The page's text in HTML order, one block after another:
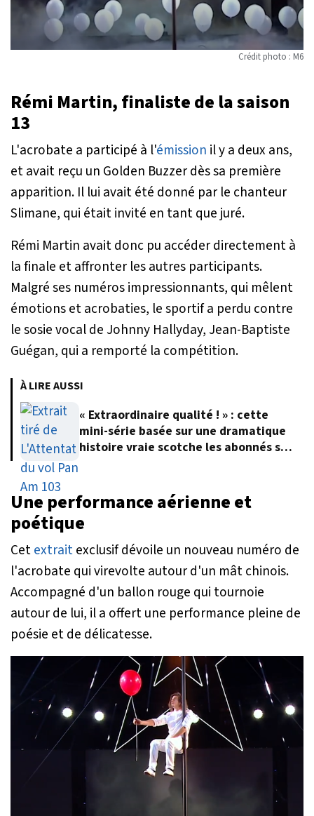
Crédit photo : M6
Rémi Martin, finaliste de la saison
13
L'acrobate a participé à l'émission il y a deux ans,
et avait reçu un Golden Buzzer dès sa première
apparition. Il lui avait été donné par le chanteur
Slimane, qui était invité en tant que juré.
Rémi Martin avait donc pu accéder directement à
la finale et affronter les autres participants.
Malgré ses numéros impressionnants, qui mêlent
émotions et acrobaties, le sportif a perdu contre
le sosie vocal de Johnny Hallyday, Jean-Baptiste
Guégan, qui a remporté la compétition.
À LIRE AUSSI
« Extraordinaire qualité ! » : cette
mini-série basée sur une dramatique
histoire vraie scotche les abonnés sur
Une performance aérienne et
poétique
Cetextraitexclusif dévoile un nouveau numéro de
l'acrobate qui virevolte autour d'un mât chinois.
Accompagné d'un ballon rouge qui tournoie
autour de lui, il a offert une performance pleine de
poésie et de délicatesse.